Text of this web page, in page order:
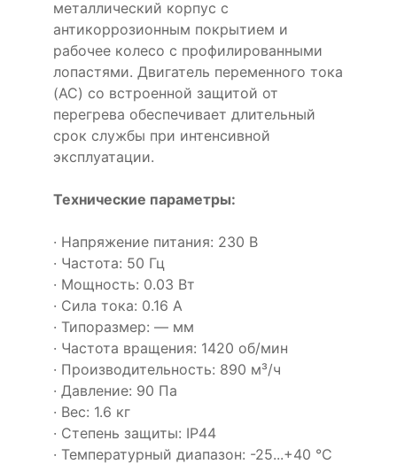
металлический корпус с
антикоррозионным покрытием и
рабочее колесо с профилированными
лопастями. Двигатель переменного тока
(AC) со встроенной защитой от
перегрева обеспечивает длительный
срок службы при интенсивной
эксплуатации.
Технические параметры:
· Напряжение питания: 230 В
· Частота: 50 Гц
· Мощность: 0.03 Вт
· Сила тока: 0.16 А
· Типоразмер: — мм
· Частота вращения: 1420 об/мин
· Производительность: 890 м³/ч
· Давление: 90 Па
· Вес: 1.6 кг
· Степень защиты: IP44
· Температурный диапазон: -25...+40 °C